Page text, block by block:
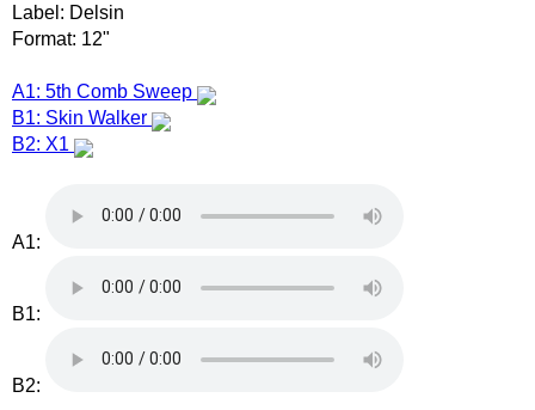
Label: Delsin
Format: 12"
A1: 5th Comb Sweep
B1: Skin Walker
B2: X1
A1:
B1:
B2: